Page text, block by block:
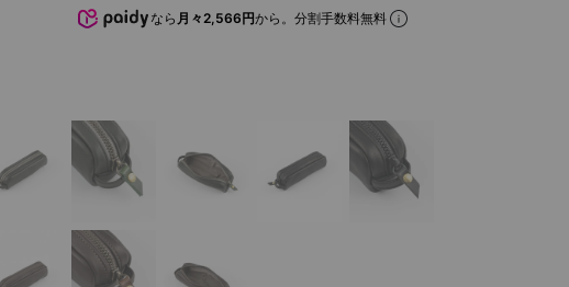
なら 月々2,566円から。分割手数料無料